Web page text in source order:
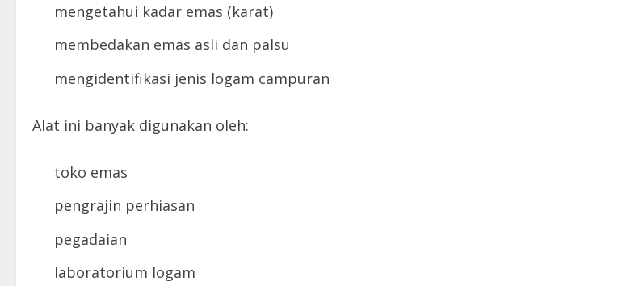
mengetahui kadar emas (karat)
membedakan emas asli dan palsu
mengidentifikasi jenis logam campuran
Alat ini banyak digunakan oleh:
toko emas
pengrajin perhiasan
pegadaian
laboratorium logam